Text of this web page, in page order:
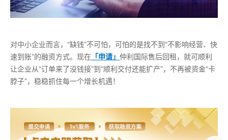
对中小企业而言，“缺钱”不可怕，可怕的是找不到“不影响经营、快
速到账”的融资方式。现在 「申请」 仲利国际售后回租，就可顺利
让企业从“订单来了没钱接”到“顺利交付还能扩产”，不再被资金“卡
脖子”，稳稳抓住每一个增长机遇！